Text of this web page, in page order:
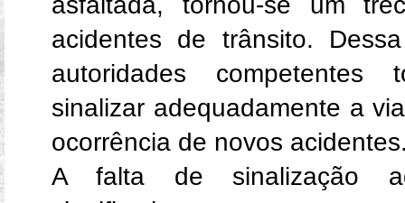
acidentes de trânsito.
autoridades competentes
sinalizar adequadamente a
ocorrência de novos
A falta de sinalização